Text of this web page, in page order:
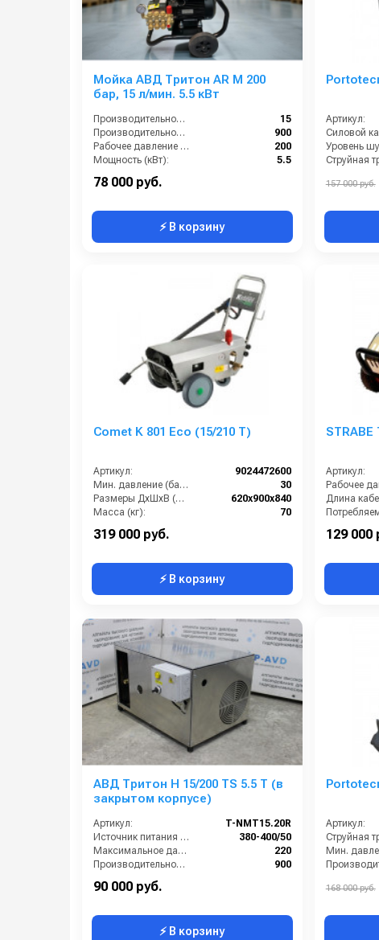
Мойка АВД Тритон AR M 200
бар, 15 л/мин. 5.5 кВт
Производительность (л/мин):
15
Производительность (л/ч):
900
Рабочее давление (бар):
200
Мощность (кВт):
5.5
78 000 руб.
⚡ В корзину
Артикул:
Силовой
Уровень
157 000 руб.
Comet K 801 Eco (15/210 T)
Артикул:
9024472600
Мин. давление (бар):
30
Размеры ДхШхВ (мм):
620x900x840
Масса (кг):
70
Электропитание (В):
319 000 руб.
⚡ В корзину
STRABE
Артикул:
Длина
129 000
АВД Тритон H 15/200 TS 5.5 T (в
закрытом корпусе)
Артикул:
T-NMT15.20R
Источник питания (~/В/Гц):
380-400/50
Максимальное давление (бар):
220
Производительность (л/ч):
900
90 000 руб.
⚡ В корзину
Артикул:
168 000 руб.